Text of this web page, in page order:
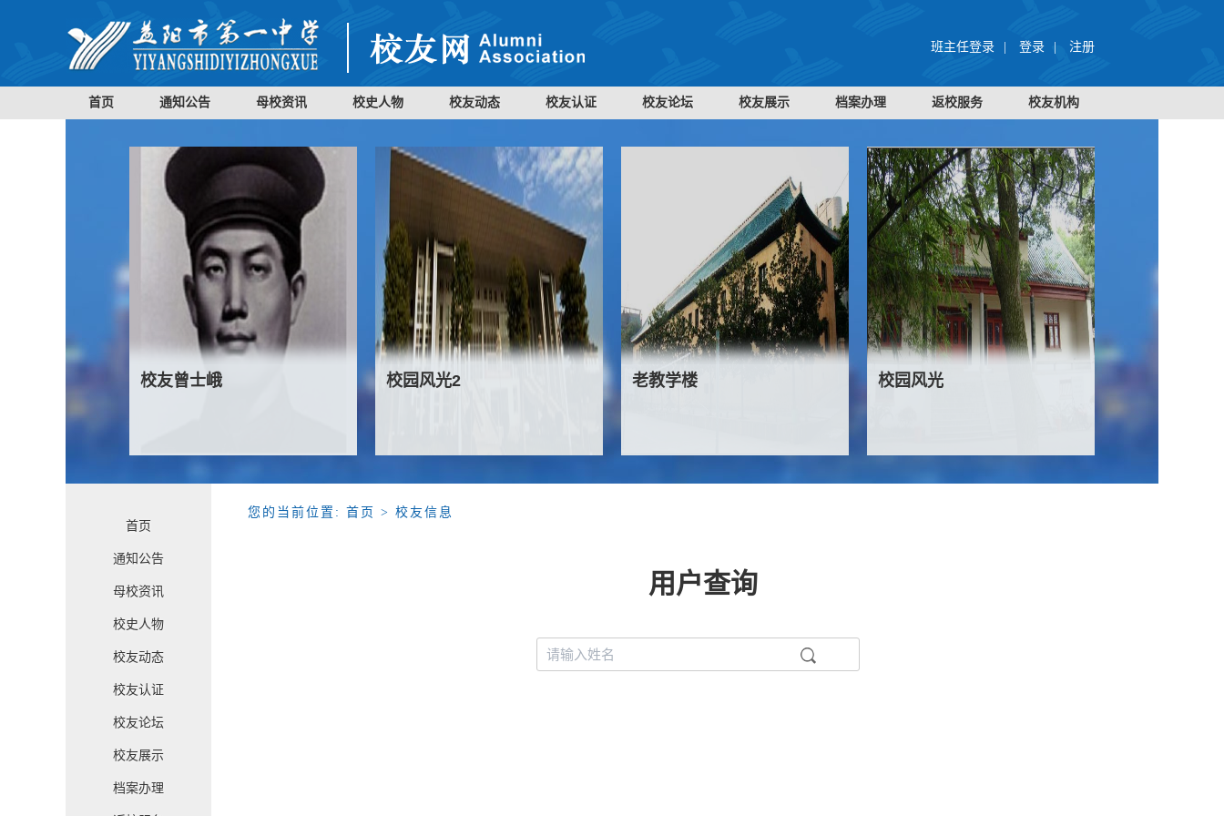
班主任登录 登录 注册
首页 通知公告 母校资讯 校史人物 校友动态 校友认证 校友论坛 校友展示 档案办理 返校服务 校友机构
校友曾士峨 校园风光2 老教学楼 校园风光
首页
通知公告
母校资讯
校史人物
校友动态
校友认证
校友论坛
校友展示
档案办理
您的当前位置: 首页 > 校友信息
用户查询